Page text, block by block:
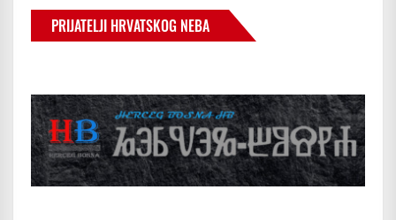
PRIJATELJI HRVATSKOG NEBA